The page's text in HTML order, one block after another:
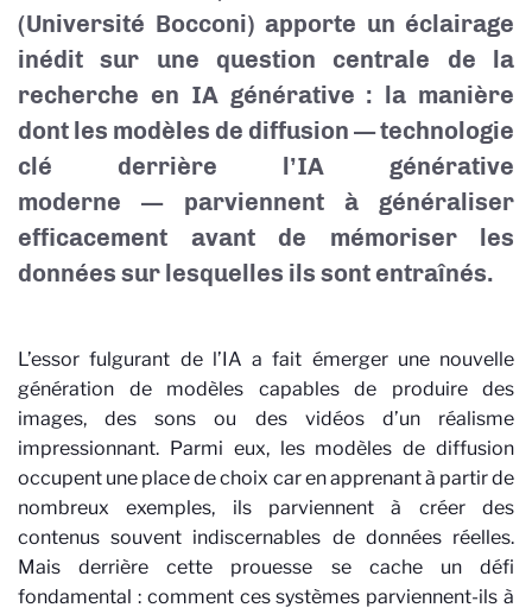
(Université Bocconi) apporte un éclairage
inédit sur une question centrale de la
recherche en IA générative : la manière
dont les modèles de diffusion —technologie
clé derrière l’IA générative
moderne— parviennent à généraliser
efficacement avant de mémoriser les
données sur lesquelles ils sont entraînés.
L’essor fulgurant de l’IA a fait émerger une nouvelle
génération de modèles capables de produire des
images, des sons ou des vidéos d’un réalisme
impressionnant. Parmi eux, les modèles de diffusion
occupent une place de choix caren apprenant à partir de
nombreux exemples, ils parviennent à créer des
contenus souvent indiscernables de données réelles.
Mais derrière cette prouesse se cache un défi
fondamental : comment ces systèmes parviennent-ils à